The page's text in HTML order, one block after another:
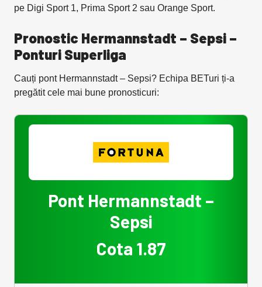
pe Digi Sport 1, Prima Sport 2 sau Orange Sport.
Pronostic Hermannstadt – Sepsi –
Ponturi Superliga
Cauți pont Hermannstadt – Sepsi? Echipa BETuri ți-a
pregătit cele mai bune pronosticuri:
Pont Hermannstadt –
Sepsi
Cota 1.87